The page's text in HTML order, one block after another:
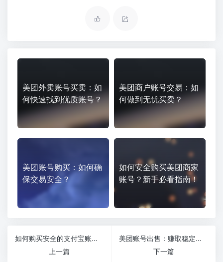
美团外卖账号买卖：如
何快速找到优质账号？
美团商户账号交易：如
何做到无忧买卖？
美团账号购买：如何确
保交易安全？
如何安全购买美团商家
账号？新手必看指南！
如何购买安全的支付宝账号？
上一篇
美团账号出售：赚取稳定收益的秘密
下一篇